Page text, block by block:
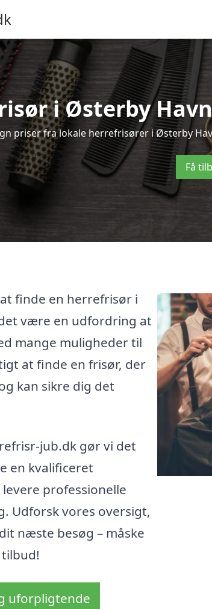
i Østerby
priser fra lokale herrefrisører i Østerby
Få
finde en herrefrisør i
være en udfordring at
mange muligheder til
at finde en frisør, der
kan sikre dig det
jub.dk gør vi det
en kvalificeret
professionelle
Udforsk vores oversigt,
næste besøg – måske
uforpligtende